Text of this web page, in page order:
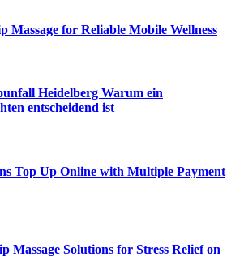
Massage for Reliable Mobile Wellness
Heidelberg Warum ein
entscheidend ist
Top Up Online with Multiple Payment
Massage Solutions for Stress Relief on